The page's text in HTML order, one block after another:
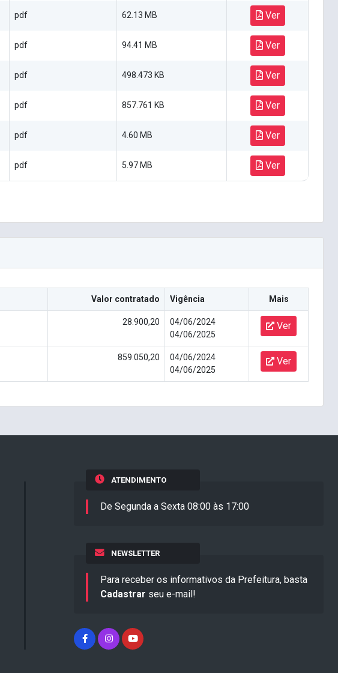
pdf 62.13 MB Ver
pdf 94.41 MB Ver
pdf 498.473 KB Ver
pdf 857.761 KB Ver
pdf 4.60 MB Ver
pdf 5.97 MB Ver
Valor contratado Vigência Mais
28.900,20
04/06/2024
04/06/2025
Ver
859.050,20
04/06/2024
04/06/2025
Ver
ATENDIMENTO
De Segunda a Sexta 08:00 às 17:00
NEWSLETTER
Para receber os informativos da Prefeitura, basta
Cadastrar seu e-mail!